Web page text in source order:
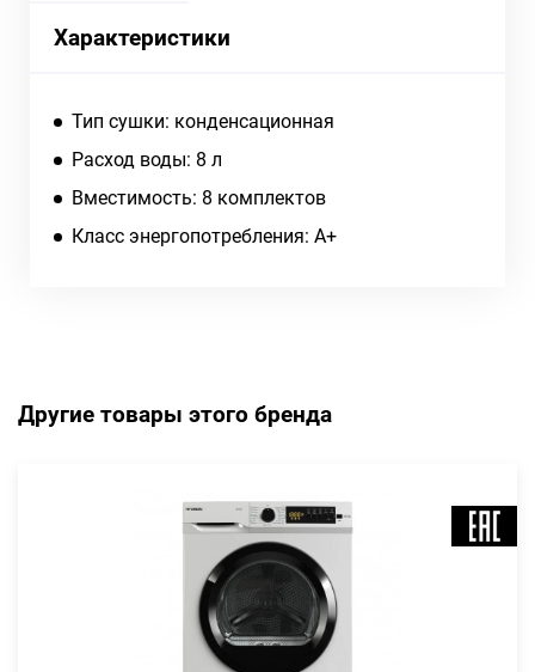
Характеристики
Тип сушки: конденсационная
Расход воды: 8 л
Вместимость: 8 комплектов
Класс энергопотребления: A+
Другие товары этого бренда